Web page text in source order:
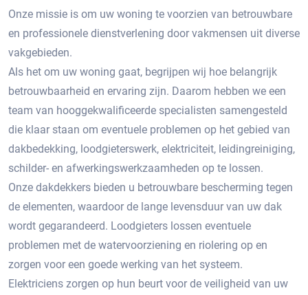
Onze missie is om uw woning te voorzien van betrouwbare
en professionele dienstverlening door vakmensen uit diverse
vakgebieden.
Als het om uw woning gaat, begrijpen wij hoe belangrijk
betrouwbaarheid en ervaring zijn. Daarom hebben we een
team van hooggekwalificeerde specialisten samengesteld
die klaar staan om eventuele problemen op het gebied van
dakbedekking, loodgieterswerk, elektriciteit, leidingreiniging,
schilder- en afwerkingswerkzaamheden op te lossen.
Onze dakdekkers bieden u betrouwbare bescherming tegen
de elementen, waardoor de lange levensduur van uw dak
wordt gegarandeerd. Loodgieters lossen eventuele
problemen met de watervoorziening en riolering op en
zorgen voor een goede werking van het systeem.
Elektriciens zorgen op hun beurt voor de veiligheid van uw